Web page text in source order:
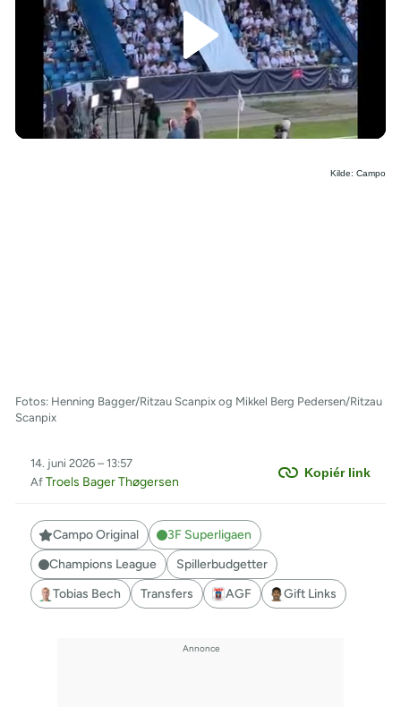
/
Kilde: Campo
Fotos: Henning Bagger/Ritzau Scanpix og Mikkel Berg Pedersen/Ritzau
Scanpix
Kopiér link
14. juni 2026 – 13:57
Af Troels Bager Thøgersen
Campo Original
3F Superligaen
Spillerbudgetter
Tobias Bech
Champions League
Transfers
AGF Gift Links